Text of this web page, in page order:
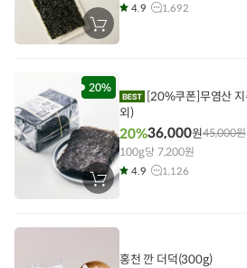
장
바
에
담
기
4.9 1,692
20%
장
바
에
외)
20%36,000원45,000원
100g당 7,200원
4.9 1,126
홍천 깐 더덕(300g)